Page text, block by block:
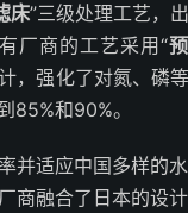
床”三级处理工艺，
厂商的工艺采用“
，强化了对氮、磷
85%和90%。
并适应中国多样的
商融合了日本的设